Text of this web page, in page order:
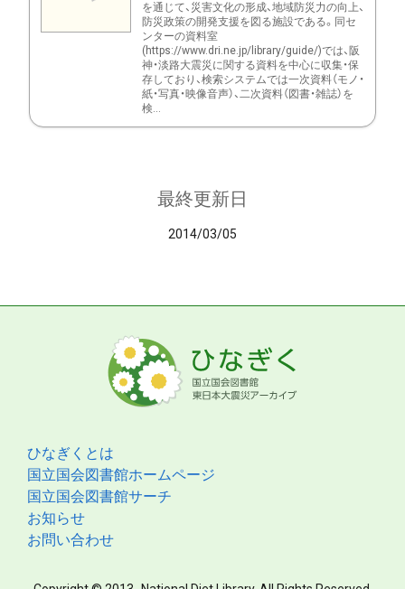
を通じて、災害文化の形成、地域防災力の向上、
防災政策の開発支援を図る施設である。同セ
ンターの資料室
(https://www.dri.ne.jp/library/guide/)では、阪
神・淡路大震災に関する資料を中心に収集・保
存しており、検索システムでは一次資料（モノ・
紙・写真・映像音声）、二次資料（図書・雑誌）を
検...
最終更新日
2014/03/05
ひなぎくとは
国立国会図書館ホームページ
国立国会図書館サーチ
お知らせ
お問い合わせ